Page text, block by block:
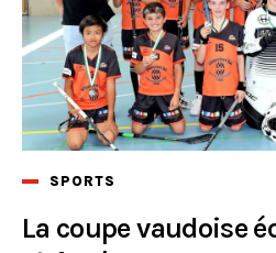
SPORTS
La coupe vaudoise